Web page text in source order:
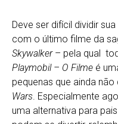
Deve ser difícil dividir
com o último filme da
Skywalker– pela qual
Playmobil – O Filme é
pequenas que ainda
Wars . Especialmente
uma alternativa para